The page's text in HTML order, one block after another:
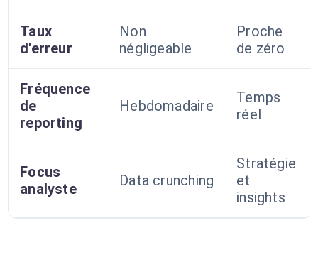
Taux
d'erreur
Non
négligeable
Proche
de zéro
Fréquence
de
reporting
Hebdomadaire
Temps
réel
Focus
analyste
Data crunching
Stratégie
et
insights